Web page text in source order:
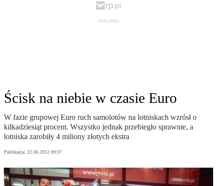
Ścisk na niebie w czasie Euro
W fazie grupowej Euro ruch samolotów na lotniskach wzrósł o
kilkadziesiąt procent. Wszystko jednak przebiegło sprawnie, a
lotniska zarobiły 4 miliony złotych ekstra
Publikacja: 22.06.2012 09:07